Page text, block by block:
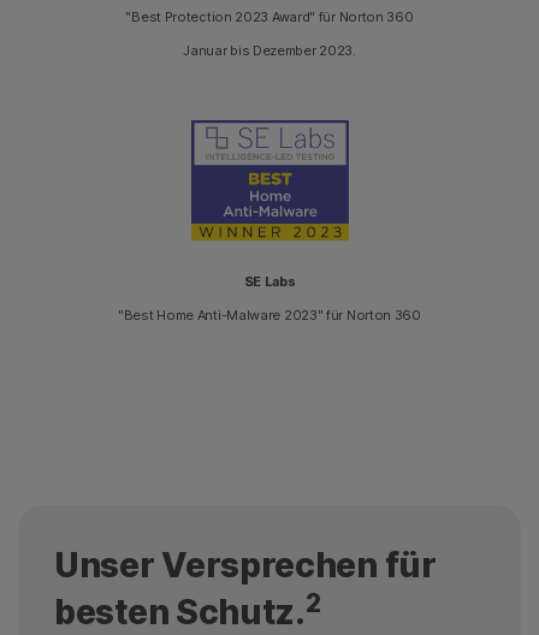
"Best Protection 2023 Award" für Norton 360
Januar bis Dezember 2023.
SE Labs
"Best Home Anti-Malware 2023" für Norton 360
Unser Versprechen für
besten Schutz.2